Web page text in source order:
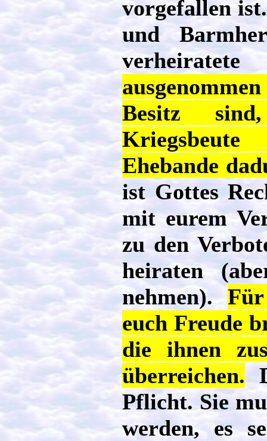
vorgefallen
und
Besitz
Ehebande
ist Gottes
mit eurem
zu den
heiraten
nehmen).
euch Freude
die ihnen
überreichen.
Pflicht. Sie
werden, es